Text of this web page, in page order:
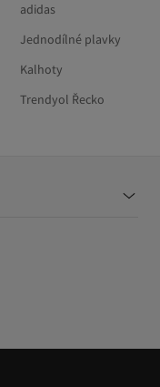
adidas
Jednodílné plavky
Kalhoty
Trendyol Řecko